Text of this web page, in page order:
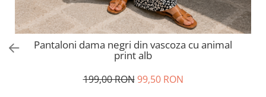
Pantaloni dama negri din vascoza cu animal
print alb
199,00 RON 99,50 RON